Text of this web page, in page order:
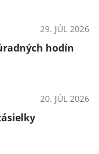
29. JÚL 2026
hodín
20. JÚL 2026